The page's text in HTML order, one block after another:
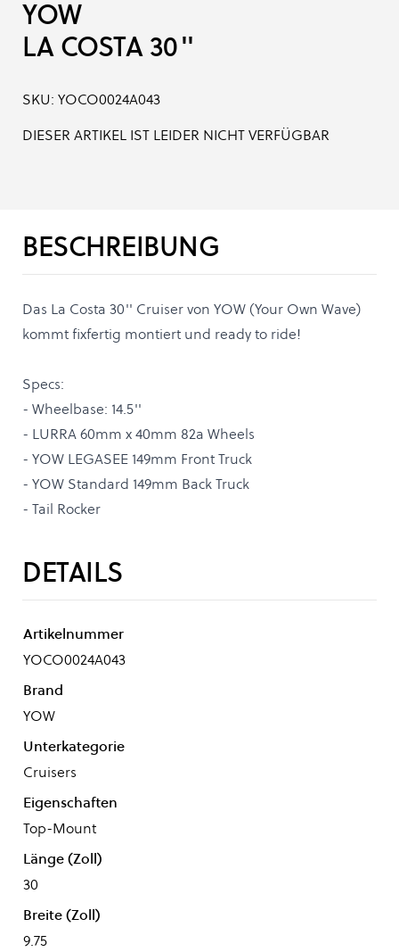
YOW
LA COSTA 30''
SKU: YOCO0024A043
DIESER ARTIKEL IST LEIDER NICHT VERFÜGBAR
BESCHREIBUNG
Das La Costa 30'' Cruiser von YOW (Your Own Wave)
kommt fixfertig montiert und ready to ride!
Specs:
- Wheelbase: 14.5''
- LURRA 60mm x 40mm 82a Wheels
- YOW LEGASEE 149mm Front Truck
- YOW Standard 149mm Back Truck
- Tail Rocker
DETAILS
Artikelnummer
YOCO0024A043
Brand
YOW
Unterkategorie
Cruisers
Eigenschaften
Top-Mount
Länge (Zoll)
30
Breite (Zoll)
9.75